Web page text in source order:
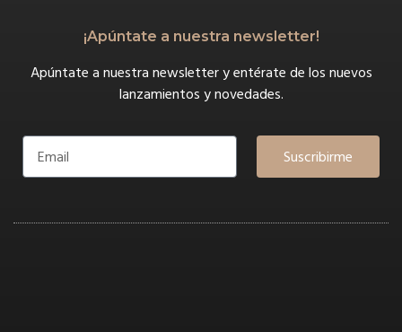
¡Apúntate a nuestra newsletter!
Apúntate a nuestra newsletter y entérate de los nuevos
lanzamientos y novedades.
Suscribirme